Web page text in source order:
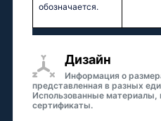
обозначается.
Дизайн
Информация о
представленная в разных
Использованные материалы,
сертификаты.